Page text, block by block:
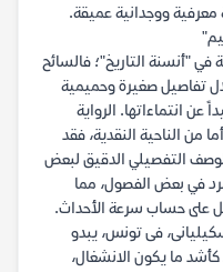
ووجدانية عميقة.
في "أنسنة التاريخ"؛ فالسائح
تفاصيل صغيرة وحميمية
انتماءاتها. الرواية
من الناحية النقدية، فقد
التفصيلي الدقيق لبعض
في بعض الفصول، مما
على حساب سرعة الأحداث.
فى تونس، يبدو
كأشد ما يكون الانشغال،